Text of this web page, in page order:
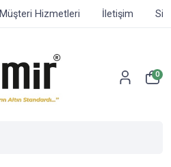
Müşteri Hizmetleri İletişim
0